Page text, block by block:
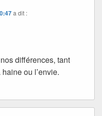
a dit :
différences, tant
ou l’envie.